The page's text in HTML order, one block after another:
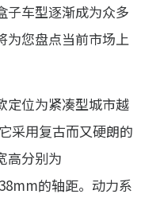
子车型逐渐成为众多
为您盘点当前市场上
定位为紧凑型城市越
采用复古而又硬朗的
高分别为
的轴距。动力系